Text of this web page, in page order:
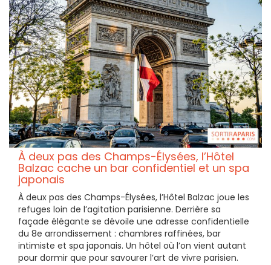
À deux pas des Champs-Élysées, l’Hôtel
Balzac cache un bar confidentiel et un spa
japonais
À deux pas des Champs-Élysées, l’Hôtel Balzac joue les
refuges loin de l’agitation parisienne. Derrière sa
façade élégante se dévoile une adresse confidentielle
du 8e arrondissement : chambres raffinées, bar
intimiste et spa japonais. Un hôtel où l’on vient autant
pour dormir que pour savourer l’art de vivre parisien.